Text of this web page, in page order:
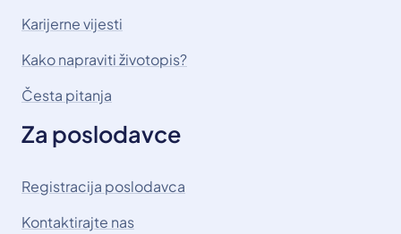
Karijerne vijesti
Kako napraviti životopis?
Česta pitanja
Za poslodavce
Registracija poslodavca
Kontaktirajte nas